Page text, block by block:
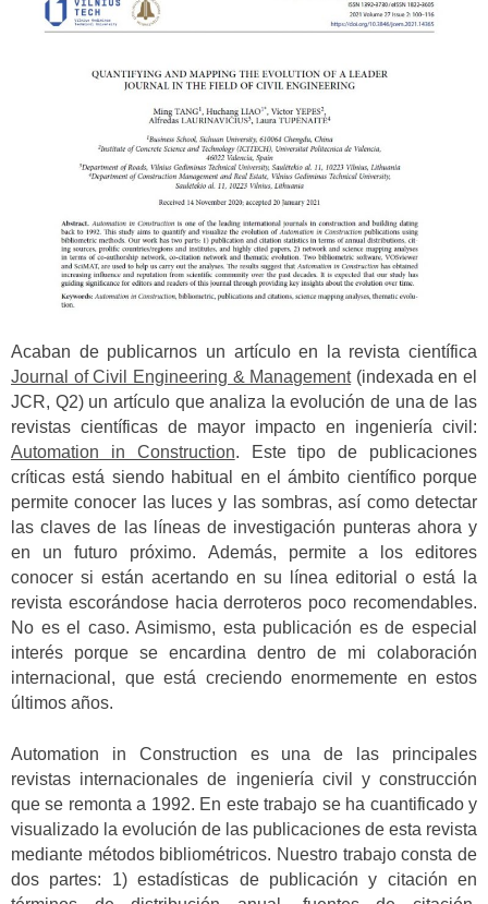
Acaban de publicarnos un artículo en la revista científica
Journal of Civil Engineering & Management(indexada en el
JCR, Q2) un artículo que analiza la evolución de una de las
revistas científicas de mayor impacto en ingeniería civil:
Automation in Construction. Este tipo de publicaciones
críticas está siendo habitual en el ámbito científico porque
permite conocer las luces y las sombras, así como detectar
las claves de las líneas de investigación punteras ahora y
en un futuro próximo. Además, permite a los editores
conocer si están acertando en su línea editorial o está la
revista escorándose hacia derroteros poco recomendables.
No es el caso. Asimismo, esta publicación es de especial
interés porque se encardina dentro de mi colaboración
internacional, que está creciendo enormemente en estos
últimos años.
Automation in Construction es una de las principales
revistas internacionales de ingeniería civil y construcción
que se remonta a 1992. En este trabajo se ha cuantificado y
visualizado la evolución de las publicaciones de esta revista
mediante métodos bibliométricos. Nuestro trabajo consta de
dos partes: 1) estadísticas de publicación y citación en